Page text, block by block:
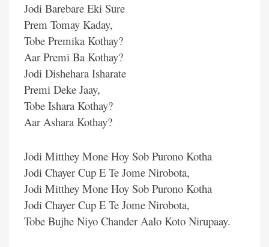
Jodi Barebare Eki Sure
Prem Tomay Kaday,
Tobe Premika Kothay?
Aar Premi Ba Kothay?
Jodi Dishehara Isharate
Premi Deke Jaay,
Tobe Ishara Kothay?
Aar Ashara Kothay?
Jodi Mitthey Mone Hoy Sob Purono Kotha
Jodi Chayer Cup E Te Jome Nirobota,
Jodi Mitthey Mone Hoy Sob Purono Kotha
Jodi Chayer Cup E Te Jome Nirobota,
Tobe Bujhe Niyo Chander Aalo Koto Nirupaay.